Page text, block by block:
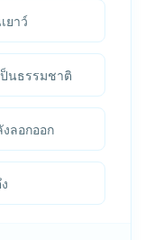
ยาว์
นธรรมชาติ
ลอกออก